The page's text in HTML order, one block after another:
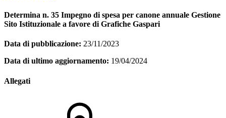
Determina n. 35 Impegno di spesa per canone annuale Gestione
Sito Istituzionale a favore di Grafiche Gaspari
Data di pubblicazione: 23/11/2023
Data di ultimo aggiornamento: 19/04/2024
Allegati